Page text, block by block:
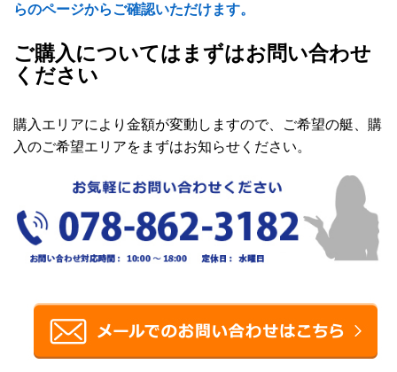
らのページからご確認いただけます。
ご購入についてはまずはお問い合わせ
ください
購入エリアにより金額が変動しますので、ご希望の艇、購
入のご希望エリアをまずはお知らせください。